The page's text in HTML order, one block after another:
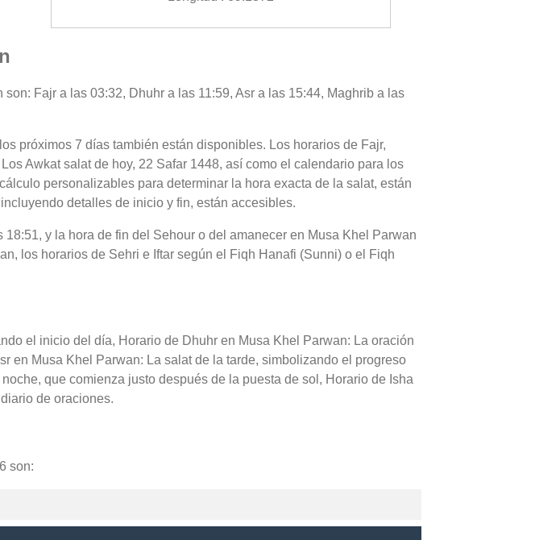
Fajr a las 03:32, Dhuhr a las 11:59, Asr a las 15:44, Maghrib a las
próximos 7 días también están disponibles. Los horarios de Fajr,
Awkat salat de hoy, 22 Safar 1448, así como el calendario para los
personalizables para determinar la hora exacta de la salat, están
detalles de inicio y fin, están accesibles.
y la hora de fin del Sehour o del amanecer en Musa Khel Parwan
los horarios de Sehri e Iftar según el Fiqh Hanafi (Sunni) o el Fiqh
el inicio del día, Horario de Dhuhr en Musa Khel Parwan: La oración
en Musa Khel Parwan: La salat de la tarde, simbolizando el progreso
que comienza justo después de la puesta de sol, Horario de Isha
de oraciones.
son: